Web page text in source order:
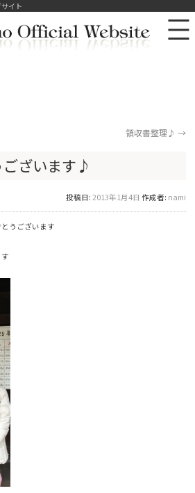
イト
領収書整理♪ →
ざいます♪
投稿日: 2013年1月4日 作成者: nami
うございます